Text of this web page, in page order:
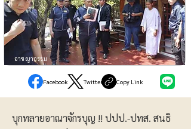
อาชญากรรม
Facebook Twitter Copy Link
บุกทลายอาณาจักรบุญ !! ปปป.-ปทส. สนธิ